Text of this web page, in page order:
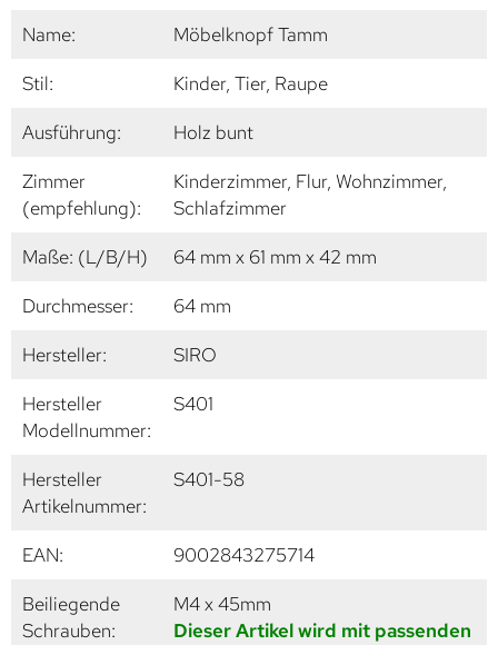
Name:
Möbelknopf Tamm
Stil:
Kinder, Tier, Raupe
Ausführung:
Holz bunt
Zimmer
(empfehlung):
Kinderzimmer, Flur, Wohnzimmer,
Schlafzimmer
Maße: (L/B/H)
64 mm x 61 mm x 42 mm
Durchmesser:
64 mm
Hersteller:
SIRO
Hersteller
Modellnummer:
S401
Hersteller
Artikelnummer:
S401-58
EAN:
9002843275714
Beiliegende
Schrauben:
M4 x 45mm
Dieser Artikel wird mit passenden